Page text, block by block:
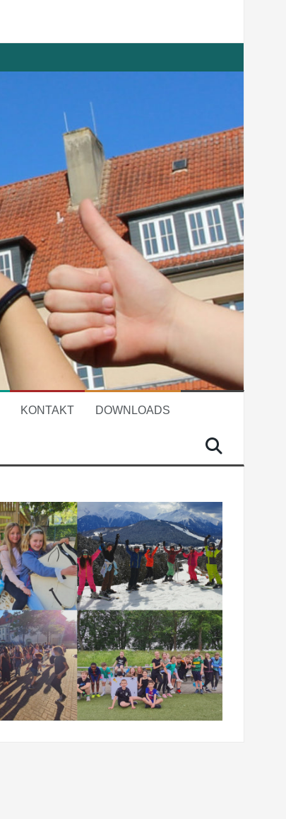
KONTAKT DOWNLOADS